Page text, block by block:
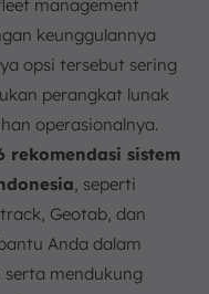
Efisien
yang Tepat
Perusahaan
Skala Operasional
management
keunggulannya
opsi tersebut sering
perangkat lunak
operasionalnya.
rekomendasi sistem
, seperti
Geotab, dan
Anda dalam
serta mendukung